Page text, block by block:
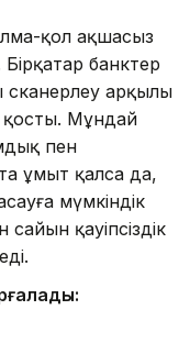
қол ақшасыз
банктер
сканерлеу арқылы
қосты. Мұндай
пен
ұмыт қалса да,
мүмкіндік
қауіпсіздік